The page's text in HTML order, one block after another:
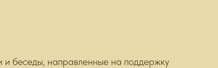
и беседы, направленные на поддержку